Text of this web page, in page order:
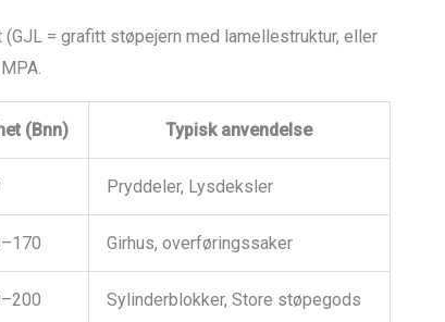
= grafitt støpejern med lamellestruktur, eller
(Bnn) Typisk anvendelse
Pryddeler, Lysdeksler
Girhus, overføringssaker
Sylinderblokker, Store støpegods